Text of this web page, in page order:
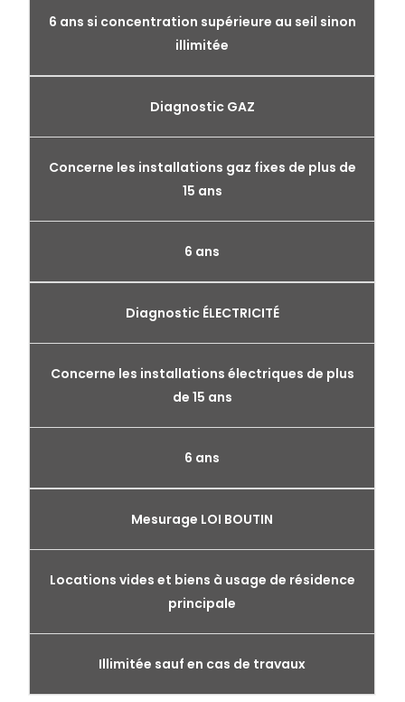
6 ans si concentration supérieure au seil sinon
illimitée
Diagnostic GAZ
Concerne les installations gaz fixes de plus de
15 ans
6 ans
Diagnostic ÉLECTRICITÉ
Concerne les installations électriques de plus
de 15 ans
6 ans
Mesurage LOI BOUTIN
Locations vides et biens à usage de résidence
principale
Illimitée sauf en cas de travaux